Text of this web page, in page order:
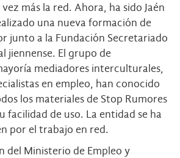
más la red. Ahora, ha sido Jaén
una nueva formación de
junto a la Fundación Secretariado
jiennense. El grupo de
mediadores interculturales,
en empleo, han conocido
los materiales de Stop Rumores
facilidad de uso. La entidad se ha
por el trabajo en red.
del Ministerio de Empleo y